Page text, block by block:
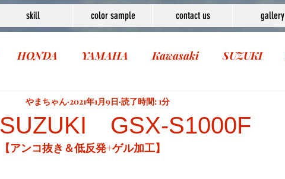
skill color sample contact us gallery
HONDA YAMAHA Kawasaki SUZUKI
SUZUKI GSX-S1000F
やまちゃん 2021年1月9日 読了時間: 1分
【アンコ抜き＆低反発+ゲル加工】